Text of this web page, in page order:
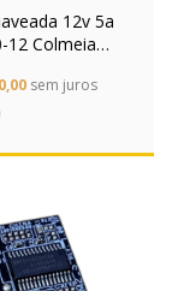
12v 5a
12 Colmeia
sem juros